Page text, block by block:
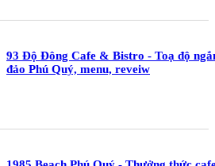
93 Độ Đông Cafe & Bistro - Toạ độ
đảo Phú Quý, menu, reveiw